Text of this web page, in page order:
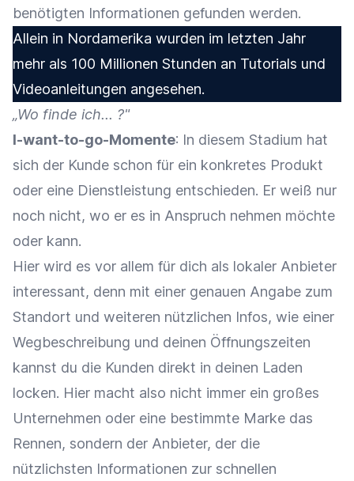
benötigten Informationen gefunden werden.
Allein in Nordamerika wurden im letzten Jahr
mehr als 100 Millionen Stunden an Tutorials und
Videoanleitungen angesehen.
„Wo finde ich... ?"
I-want-to-go-Momente: In diesem Stadium hat
sich der Kunde schon für ein konkretes Produkt
oder eine Dienstleistung entschieden. Er weiß nur
noch nicht, wo er es in Anspruch nehmen möchte
oder kann.
Hier wird es vor allem für dich als lokaler Anbieter
interessant, denn mit einer genauen Angabe zum
Standort und weiteren nützlichen Infos, wie einer
Wegbeschreibung und deinen Öffnungszeiten
kannst du die Kunden direkt in deinen Laden
locken. Hier macht also nicht immer ein großes
Unternehmen oder eine bestimmte Marke das
Rennen, sondern der Anbieter, der die
nützlichsten Informationen zur schnellen